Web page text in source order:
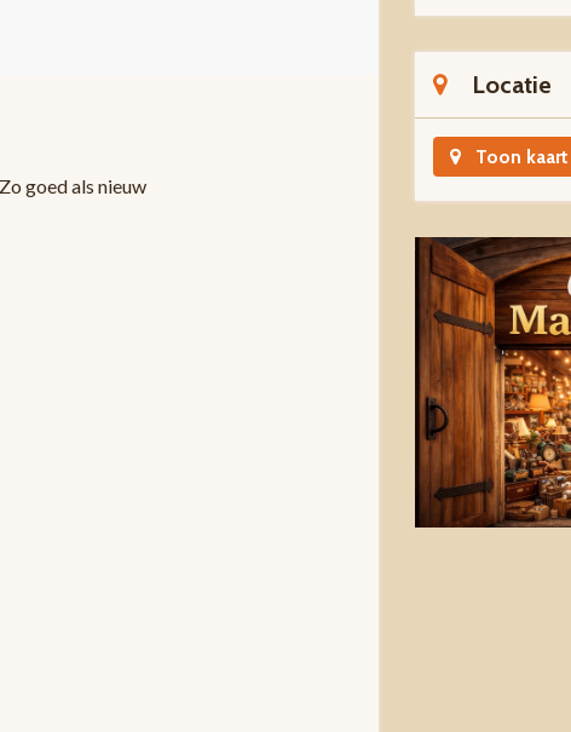
Zo goed als nieuw
Locatie
Toon kaart